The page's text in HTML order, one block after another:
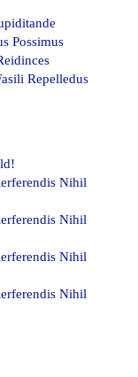
Possimus
Repelledus
Nihil
Nihil
Nihil
Nihil